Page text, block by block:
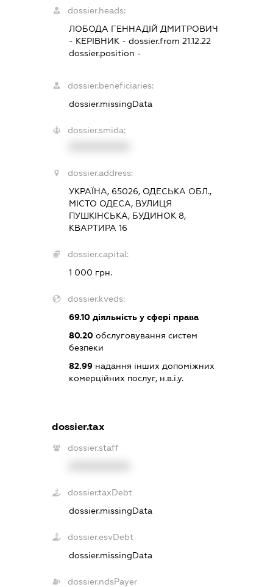
dossier.heads:
ЛОБОДА ГЕННАДІЙ ДМИТРОВИЧ
- КЕРІВНИК - dossier.from 21.12.22
dossier.position -
dossier.beneficiaries:
dossier.missingData
dossier.smida:
dossier.address:
УКРАЇНА, 65026, ОДЕСЬКА ОБЛ.,
МІСТО ОДЕСА, ВУЛИЦЯ
ПУШКІНСЬКА, БУДИНОК 8,
КВАРТИРА 16
dossier.capital:
1 000 грн.
dossier.kveds:
69.10 діяльність у сфері права
80.20 обслуговування систем
безпеки
82.99 надання інших допоміжних
комерційних послуг, н.в.і.у.
dossier.tax
dossier.staff
dossier.taxDebt
dossier.missingData
dossier.esvDebt
dossier.missingData
dossier.ndsPayer